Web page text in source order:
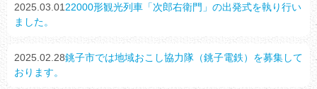
2025.03.01 22000形観光列車「次郎右衛門」の出発式を執り行い
ました。
2025.02.28銚子市では地域おこし協力隊（銚子電鉄）を募集して
おります。